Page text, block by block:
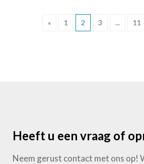
« 1 2 3 ... 11
Heeft u een vraag of
Neem gerust contact met ons op!